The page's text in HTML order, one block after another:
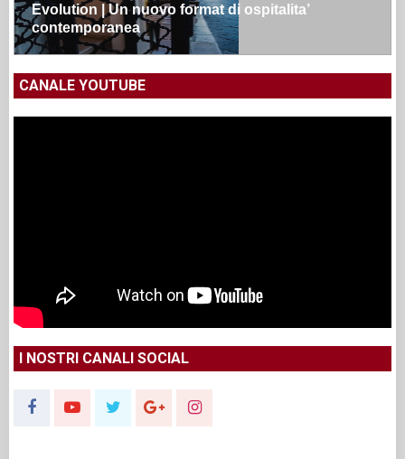
Evolution | Un nuovo format di ospitalita’
contemporanea
CANALE YOUTUBE
I NOSTRI CANALI SOCIAL